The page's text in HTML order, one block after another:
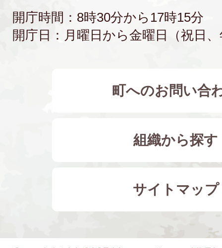
開庁時間：8時30分から17時15分
開庁日：月曜日から金曜日（祝日
町へのお問い合
組織から探す
サイトマップ